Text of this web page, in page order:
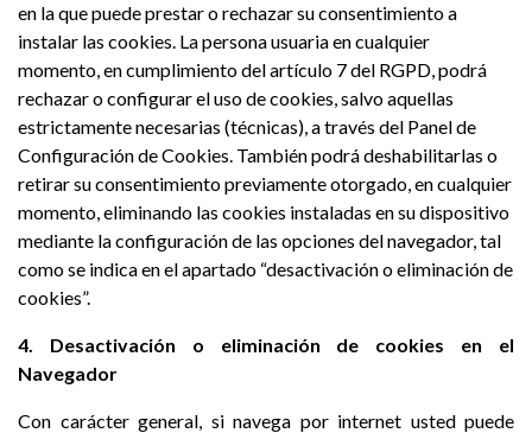
en la que puede prestar o rechazar su consentimiento a
instalar las cookies. La persona usuaria en cualquier
momento, en cumplimiento del artículo 7 del RGPD, podrá
rechazar o configurar el uso de cookies, salvo aquellas
estrictamente necesarias (técnicas), a través del Panel de
Configuración de Cookies. También podrá deshabilitarlas o
retirar su consentimiento previamente otorgado, en cualquier
momento, eliminando las cookies instaladas en su dispositivo
mediante la configuración de las opciones del navegador, tal
como se indica en el apartado “desactivación o eliminación de
cookies”.
4. Desactivación o eliminación de cookies en el
Navegador
Con carácter general, si navega por internet usted puede